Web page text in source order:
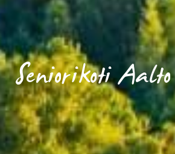
Seniorikoti Aalto